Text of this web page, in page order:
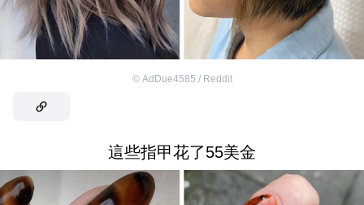
© AdDue4585 / Reddit
這些指甲花了55美金